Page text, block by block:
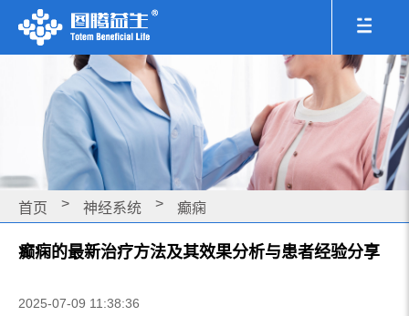
首页 > 神经系统 > 癫痫
癫痫的最新治疗方法及其效果分析与患者经验分享
2025-07-09 11:38:36